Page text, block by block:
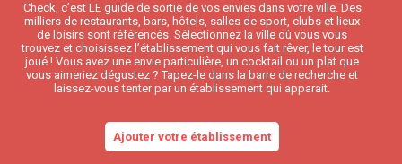
Check, c’est LE guide de sortie de vos envies dans votre ville. Des
milliers de restaurants, bars, hôtels, salles de sport, clubs et lieux
de loisirs sont référencés. Sélectionnez la ville où vous vous
trouvez et choisissez l’établissement qui vous fait rêver, le tour est
joué ! Vous avez une envie particulière, un cocktail ou un plat que
vous aimeriez dégustez ? Tapez-le dans la barre de recherche et
laissez-vous tenter par un établissement qui apparait.
Ajouter votre établissement